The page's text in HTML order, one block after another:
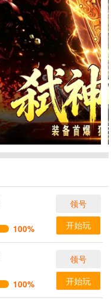
100%
领号
开始玩
100%
领号
开始玩